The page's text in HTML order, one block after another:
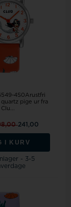
4S0Arustfri
quartz pige ur fra
Clu...
241,00
I KURV
- 3-5